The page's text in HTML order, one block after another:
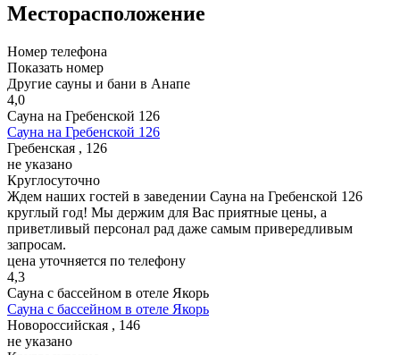
Месторасположение
Номер телефона
Показать номер
Другие сауны и бани в Анапе
4,0
Сауна на Гребенской 126
Сауна на Гребенской 126
Гребенская , 126
не указано
Круглосуточно
Ждем наших гостей в заведении Сауна на Гребенской 126
круглый год! Мы держим для Вас приятные цены, а
приветливый персонал рад даже самым привередливым
запросам.
цена уточняется по телефону
4,3
Сауна с бассейном в отеле Якорь
Сауна с бассейном в отеле Якорь
Новороссийская , 146
не указано